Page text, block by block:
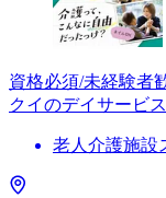
資格必須/未経験者
クイのデイサービ
老人介護施設